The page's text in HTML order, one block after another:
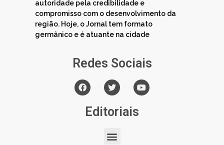
autoridade pela credibilidade e
compromisso com o desenvolvimento da
região. Hoje, o Jornal tem formato
germânico e é atuante na cidade
Redes Sociais
Editoriais